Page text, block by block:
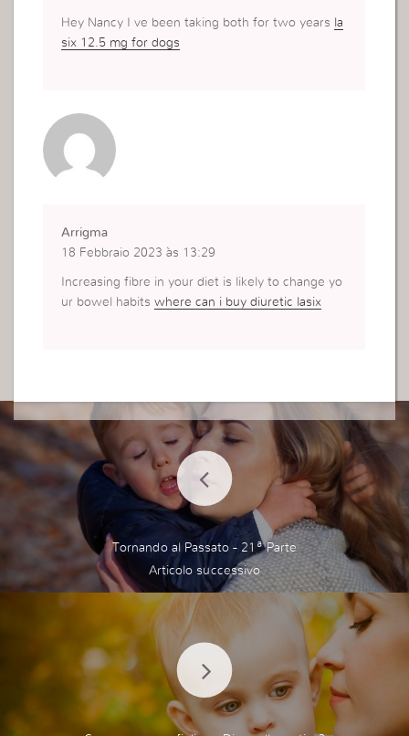
Hey Nancy I ve been taking both for two years la
six 12.5 mg for dogs
Arrigma
18 Febbraio 2023 às 13:29
Increasing fibre in your diet is likely to change yo
ur bowel habitswhere can i buy diuretic lasix
Tornando al Passato - 21ª Parte